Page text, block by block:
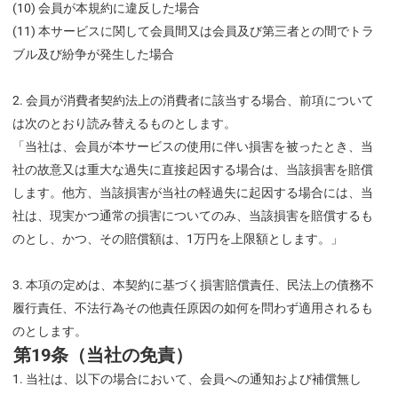
(10) 会員が本規約に違反した場合
(11) 本サービスに関して会員間又は会員及び第三者との間でトラ
ブル及び紛争が発生した場合
会員が消費者契約法上の消費者に該当する場合、前項について
は次のとおり読み替えるものとします。
「当社は、会員が本サービスの使用に伴い損害を被ったとき、当
社の故意又は重大な過失に直接起因する場合は、当該損害を賠償
します。他方、当該損害が当社の軽過失に起因する場合には、当
社は、現実かつ通常の損害についてのみ、当該損害を賠償するも
のとし、かつ、その賠償額は、 1万円を上限額とします。」
本項の定めは、本契約に基づく損害賠償責任、民法上の債務不
履行責任、不法行為その他責任原因の如何を問わず適用されるも
のとします。
第19条（当社の免責）
当社は、以下の場合において、会員への通知および補償無し